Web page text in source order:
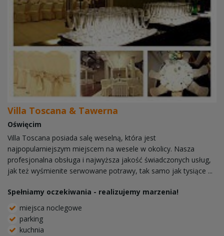
Villa Toscana & Tawerna
Oświęcim
Villa Toscana posiada salę weselną, która jest
najpopularniejszym miejscem na wesele w okolicy. Nasza
profesjonalna obsługa i najwyższa jakość świadczonych usług,
jak też wyśmienite serwowane potrawy, tak samo jak tysiące ...
Spełniamy oczekiwania - realizujemy marzenia!
miejsca noclegowe
parking
kuchnia